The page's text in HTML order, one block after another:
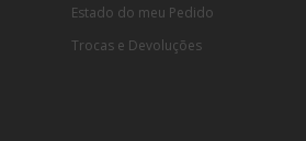
Estado do meu Pedido
Trocas e Devoluções